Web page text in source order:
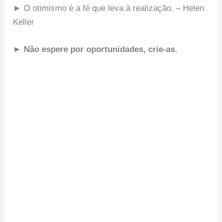
► O otimismo é a fé que leva à realização. – Helen
Keller
► Não espere por oportunidades, crie-as.